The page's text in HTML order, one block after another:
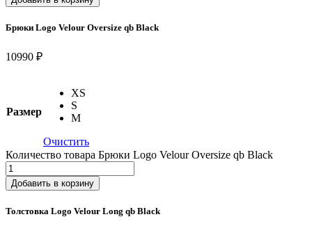
Брюки Logo Velour Oversize qb Black
10990 ₽
Размер
XS
S
M
Очистить
Количество товара Брюки Logo Velour Oversize qb Black
Добавить в корзину
Толстовка Logo Velour Long qb Black